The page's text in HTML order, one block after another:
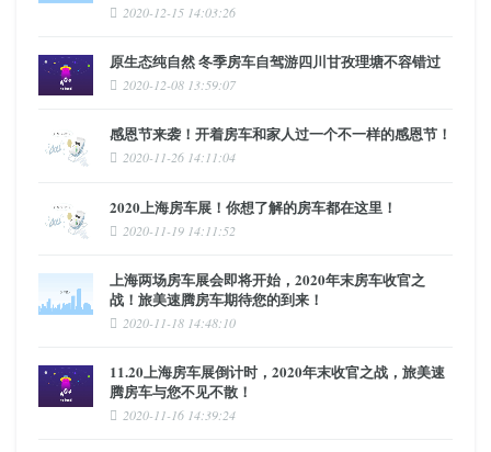
2020-12-15 14:03:26
原生态纯自然 冬季房车自驾游四川甘孜理塘不容错过
2020-12-08 13:59:07
感恩节来袭！开着房车和家人过一个不一样的感恩节！
2020-11-26 14:11:04
2020上海房车展！你想了解的房车都在这里！
2020-11-19 14:11:52
上海两场房车展会即将开始，2020年末房车收官之
战！旅美速腾房车期待您的到来！
2020-11-18 14:48:10
11.20上海房车展倒计时，2020年末收官之战，旅美速
腾房车与您不见不散！
2020-11-16 14:39:24